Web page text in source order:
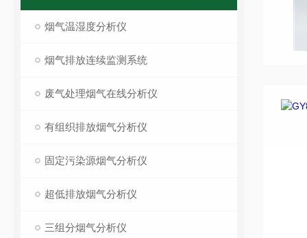
烟气温湿度分析仪
烟气排放连续监测系统
废气处理烟气在线分析仪
有组织排放烟气分析仪
固定污染源烟气分析仪
超低排放烟气分析仪
三组分烟气分析仪